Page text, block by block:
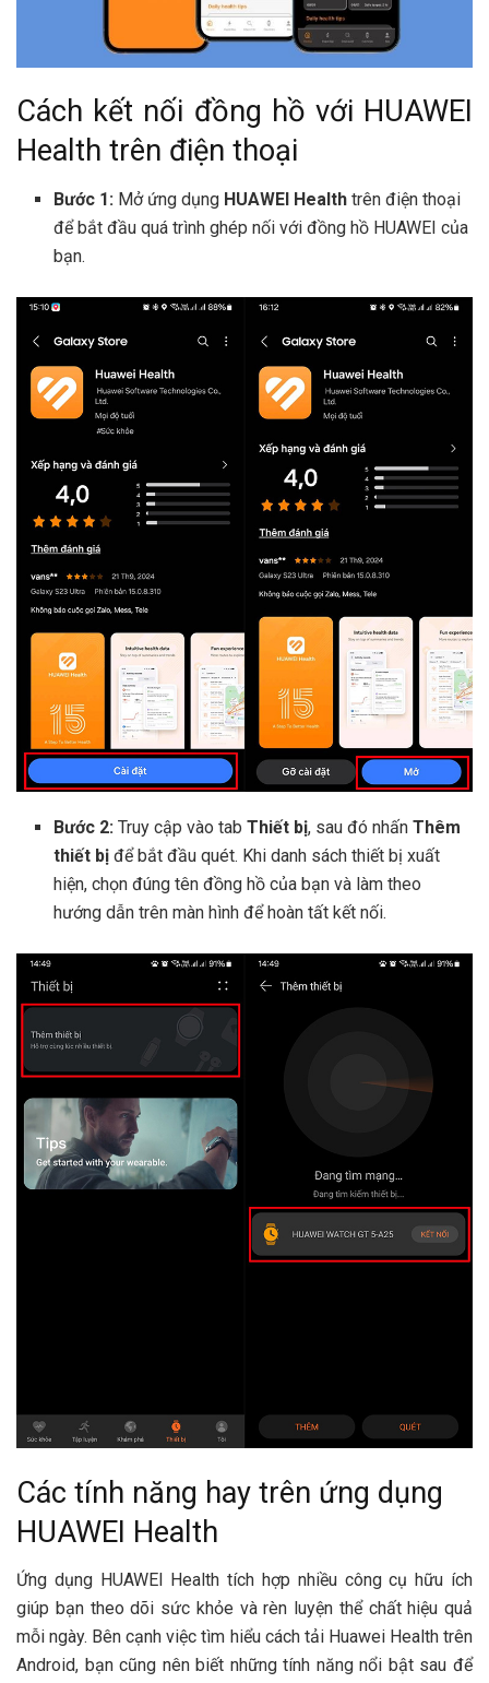
Cách kết nối đồng hồ với HUAWEI
Health trên điện thoại
Bước 1: Mở ứng dụng HUAWEI Health trên điện thoại
để bắt đầu quá trình ghép nối với đồng hồ HUAWEI của
bạn.
Bước 2: Truy cập vào tabThiết bị, sau đó nhấnThêm
thiết bị để bắt đầu quét. Khi danh sách thiết bị xuất
hiện, chọn đúng tên đồng hồ của bạn và làm theo
hướng dẫn trên màn hình để hoàn tất kết nối.
Các tính năng hay trên ứng dụng
HUAWEI Health
Ứng dụng HUAWEI Health tích hợp nhiều công cụ hữu ích
giúp bạn theo dõi sức khỏe và rèn luyện thể chất hiệu quả
mỗi ngày. Bên cạnh việc tìm hiểu cách tải Huawei Health trên
Android, bạn cũng nên biết những tính năng nổi bật sau để